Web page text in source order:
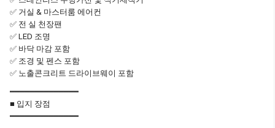
✅ 거실 & 마스터룸 에어컨
✅ 전 실 천장팬
✅ LED 조명
✅ 바닥 마감 포함
✅ 조경 및 펜스 포함
✅ 노출콘크리트 드라이브웨이 포함
━━━━━━━━━━━━━━
■ 입지 장점
━━━━━━━━━━━━━━